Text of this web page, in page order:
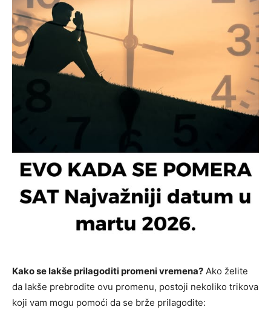
Kako se lakše prilagoditi promeni vremena? Ako želite
da lakše prebrodite ovu promenu, postoji nekoliko trikova
koji vam mogu pomoći da se brže prilagodite: